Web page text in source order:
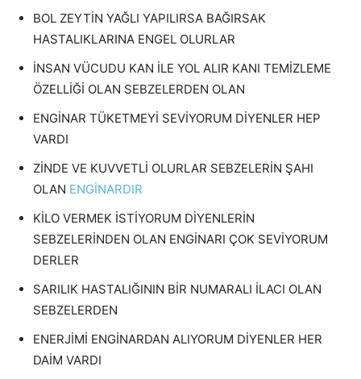
BOL ZEYTİN YAĞLI YAPILIRSA BAĞIRSAK
HASTALIKLARINA ENGEL OLURLAR
İNSAN VÜCUDU KAN İLE YOL ALIR KANI TEMİZLEME
ÖZELLİĞİ OLAN SEBZELERDEN OLAN
ENGİNAR TÜKETMEYİ SEVİYORUM DİYENLER HEP
VARDI
ZİNDE VE KUVVETLİ OLURLAR SEBZELERİN ŞAHI
OLAN ENGİNARDIR
KİLO VERMEK İSTİYORUM DİYENLERİN
SEBZELERİNDEN OLAN ENGİNARI ÇOK SEVİYORUM
DERLER
SARILIK HASTALIĞININ BİR NUMARALI İLACI OLAN
SEBZELERDEN
ENERJİMİ ENGİNARDAN ALIYORUM DİYENLER HER
DAİM VARDI